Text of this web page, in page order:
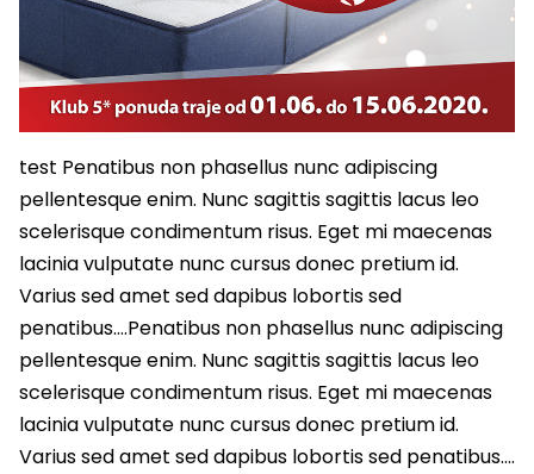
test Penatibus non phasellus nunc adipiscing
pellentesque enim. Nunc sagittis sagittis lacus leo
scelerisque condimentum risus. Eget mi maecenas
lacinia vulputate nunc cursus donec pretium id.
Varius sed amet sed dapibus lobortis sed
penatibus….Penatibus non phasellus nunc adipiscing
pellentesque enim. Nunc sagittis sagittis lacus leo
scelerisque condimentum risus. Eget mi maecenas
lacinia vulputate nunc cursus donec pretium id.
Varius sed amet sed dapibus lobortis sed penatibus….